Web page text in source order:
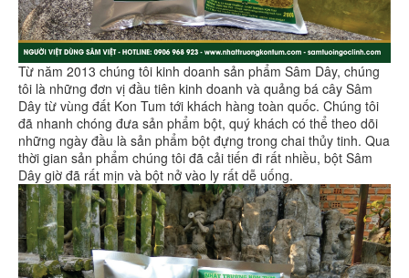
Từ năm 2013 chúng tôi kinh doanh sản phẩm Sâm Dây, chúng
tôi là những đơn vị đầu tiên kinh doanh và quảng bá cây Sâm
Dây từ vùng đất Kon Tum tới khách hàng toàn quốc. Chúng tôi
đã nhanh chóng đưa sản phẩm bột, quý khách có thể theo dõi
những ngày đầu là sản phẩm bột đựng trong chai thủy tinh. Qua
thời gian sản phẩm chúng tôi đã cải tiến đi rất nhiều, bột Sâm
Dây giờ đã rất mịn và bột nở vào ly rất dễ uống.